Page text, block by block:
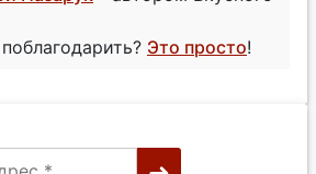
Это просто!